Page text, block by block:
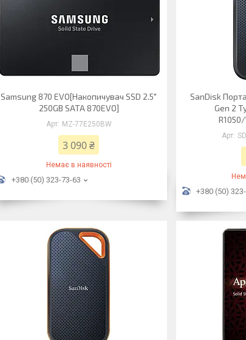
Samsung 870 EVO[Накопичувач SSD 2.5"
250GB SATA 870EVO]
MZ-77E250BW
3 090 ₴
Немає в наявності
+380 (50) 323-73-63
SanDisk
Gen 2
+380 (50)